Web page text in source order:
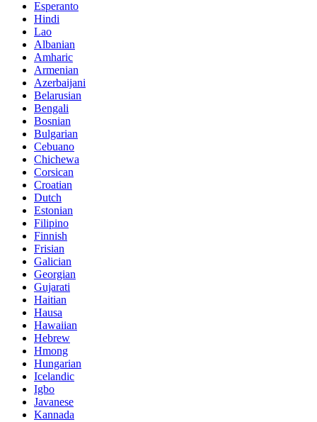
Esperanto
Hindi
Lao
Albanian
Amharic
Armenian
Azerbaijani
Belarusian
Bengali
Bosnian
Bulgarian
Cebuano
Chichewa
Corsican
Croatian
Dutch
Estonian
Filipino
Finnish
Frisian
Galician
Georgian
Gujarati
Haitian
Hausa
Hawaiian
Hebrew
Hmong
Hungarian
Icelandic
Igbo
Javanese
Kannada